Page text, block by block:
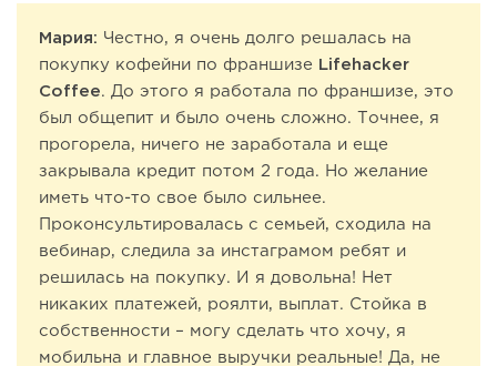
Мария: Честно, я очень долго решалась на
покупку кофейни по франшизе
Lifehacker
Coffee. До этого я работала по франшизе, это
был общепит и было очень сложно. Точнее, я
прогорела, ничего не заработала и еще
закрывала кредит потом 2 года. Но желание
иметь что-то свое было сильнее.
Проконсультировалась с семьей, сходила на
вебинар, следила за инстаграмом ребят и
решилась на покупку. И я довольна! Нет
никаких платежей, роялти, выплат. Стойка в
собственности – могу сделать что хочу, я
мобильна и главное выручки реальные! Да, не